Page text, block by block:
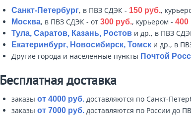
Санкт-Петербург, в ПВЗ СДЭК - 150 руб.,
Москва, в ПВЗ СДЭК - от 300 руб., курьером - 400
Тула, Саратов, Казань, Ростови др., в ПВЗ
Екатеринбург, Новосибирск, Томски др., в
Другие города и населенные пункты Почтой
Бесплатная доставка
заказы от 4000 руб.доставляются по Санкт-
заказы от 7000 руб.доставляются по России до